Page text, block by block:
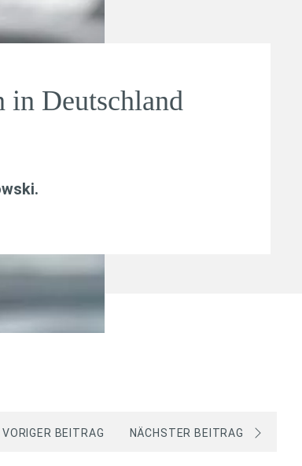
in Deutschland
.
VORIGER BEITRAG NÄCHSTER BEITRAG